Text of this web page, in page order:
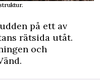
på ett av
rätsida utåt.
och